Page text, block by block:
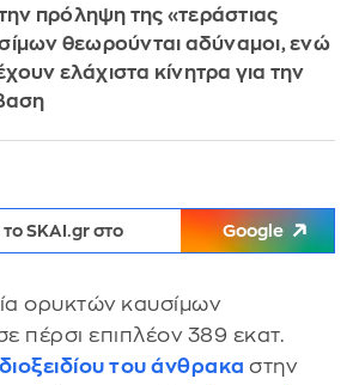
πρόληψη της «τεράστιας
θεωρούνται αδύναμοι, ενώ
ελάχιστα κίνητρα για την
SKAI.gr στο Google
ορυκτών καυσίμων
πέρσι επιπλέον 389 εκατ.
του άνθρακα στην